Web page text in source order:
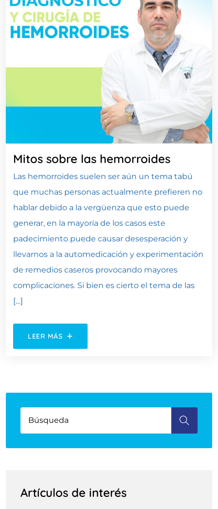
Mitos sobre las hemorroides
Las hemorroides suelen ser aún un tema tabú
que muchas personas actualmente prefieren no
hablar debido a la vergüenza que esto puede
generar, en la mayoría de los casos este
padecimiento puede causar desesperación y
llevarnos a la automedicación y experimentación
de remedios caseros provocando mayores
complicaciones. Si bien es cierto el tema de las
[…]
LEER MÁS
Artículos de interés